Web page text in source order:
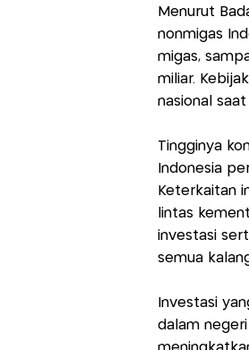
Menurut
nonmigas
migas,
miliar.
nasional saat
Tingginya
Indonesia
Keterkaitan
lintas
investasi
semua
Investasi
dalam